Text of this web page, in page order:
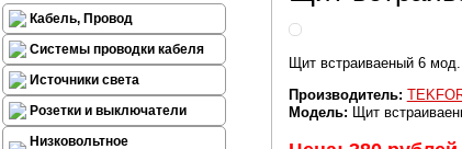
Кабель, Провод
Системы проводки кабеля
Источники света
Розетки и выключатели
Низковольтное
Щит встраиваеный 6
Производитель:
Модель: Щит